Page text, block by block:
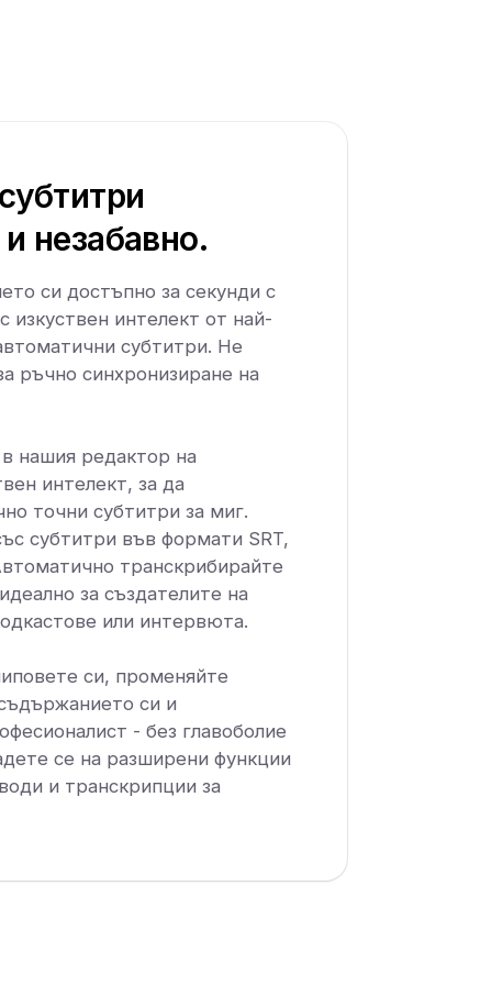
незабавно.
си достъпно за секунди с
интелект от най-
субтитри. Не
ръчно синхронизиране на
нашия редактор на
интелект, за да
точни субтитри за миг.
субтитри във формати SRT,
транскрибирайте
за създателите на
или интервюта.
си, променяйте
си и
- без главоболие
се на разширени функции
и транскрипции за